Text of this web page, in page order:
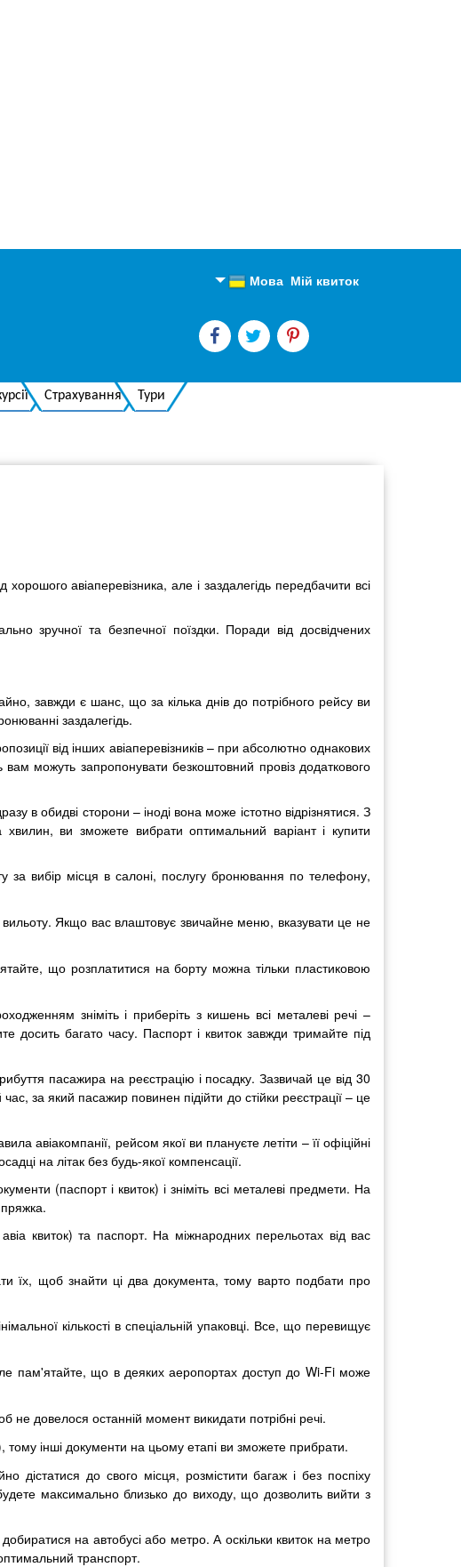
Мій квиток
Мова
Англійська
Страхування Тури
авіаперевізника, але і заздалегідь передбачити всі
зручної та безпечної поїздки. Поради від досвідчених
завжди є шанс, що за кілька днів до потрібного рейсу ви
заздалегідь.
від інших авіаперевізників – при абсолютно однакових
можуть запропонувати безкоштовний провіз додаткового
в обидві сторони – іноді вона може істотно відрізнятися. З
ви зможете вибрати оптимальний варіант і купити
за вибір місця в салоні, послугу бронювання по телефону,
Якщо вас влаштовує звичайне меню, вказувати це не
що розплатитися на борту можна тільки пластиковою
зніміть і приберіть з кишень всі металеві речі –
досить багато часу. Паспорт і квиток завжди тримайте під
пасажира на реєстрацію і посадку. Зазвичай це від 30
за який пасажир повинен підійти до стійки реєстрації – це
авіакомпанії, рейсом якої ви плануєте летіти – її офіційні
на літак без будь-якої компенсації.
(паспорт і квиток) і зніміть всі металеві предмети. На
квиток) та паспорт. На міжнародних перельотах від вас
їх, щоб знайти ці два документа, тому варто подбати про
кількості в спеціальній упаковці. Все, що перевищує
пам'ятайте, що в деяких аеропортах доступ до Wi-Fi може
довелося останній момент викидати потрібні речі.
тому інші документи на цьому етапі ви зможете прибрати.
дістатися до свого місця, розмістити багаж і без поспіху
максимально близько до виходу, що дозволить вийти з
на автобусі або метро. А оскільки квиток на метро
транспорт.